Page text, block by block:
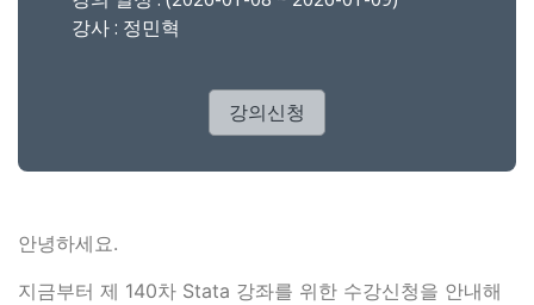
강사 : 정민혁
강의신청
안녕하세요.
지금부터 제 140차 Stata 강좌를 위한 수강신청을 안내해